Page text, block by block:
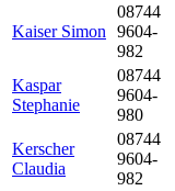
Kaiser Simon
08744
9604-
982
Kaspar
Stephanie
08744
9604-
980
Kerscher
Claudia
08744
9604-
982